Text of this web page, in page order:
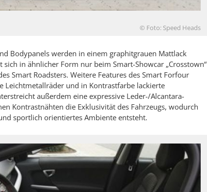
© Foto: Speed Heads
Bodypanels werden in einem graphitgrauen Mattlack
sich in ähnlicher Form nur beim Smart-Showcar „Crosstown“
Smart Roadsters. Weitere Features des Smart Forfour
Leichtmetallräder und in Kontrastfarbe lackierte
außerdem eine expressive Leder-/Alcantara-
Kontrastnähten die Exklusivität des Fahrzeugs, wodurch
sportlich orientiertes Ambiente entsteht.